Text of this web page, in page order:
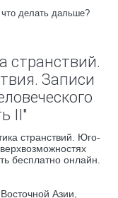
делать дальше?
странствий.
Записи
II"
странствий. Юго-
бесплатно онлайн.
Азии,